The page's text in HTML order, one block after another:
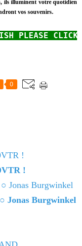
ils illuminent votre quotidien
vos souvenirs.
PLEASE
0
!
Jonas Burgwinkel